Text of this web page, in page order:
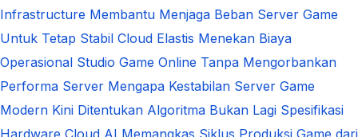
Infrastructure Membantu Menjaga Beban Server Game
Untuk Tetap Stabil Cloud Elastis Menekan Biaya
Operasional Studio Game Online Tanpa Mengorbankan
Performa Server Mengapa Kestabilan Server Game
Modern Kini Ditentukan Algoritma Bukan Lagi Spesifikasi